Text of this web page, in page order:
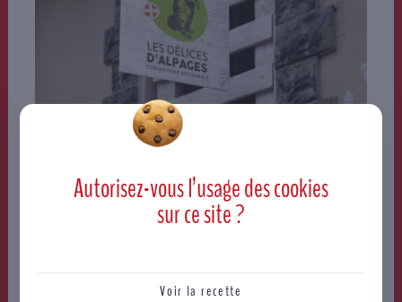
Autorisez-vous l’usage descookies
sur ce site ?
Voir la recette